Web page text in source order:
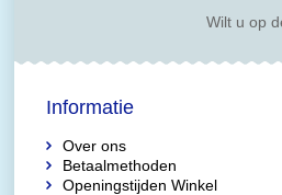
Wilt u op
Informatie
Over ons
Betaalmethoden
Openingstijden Winkel